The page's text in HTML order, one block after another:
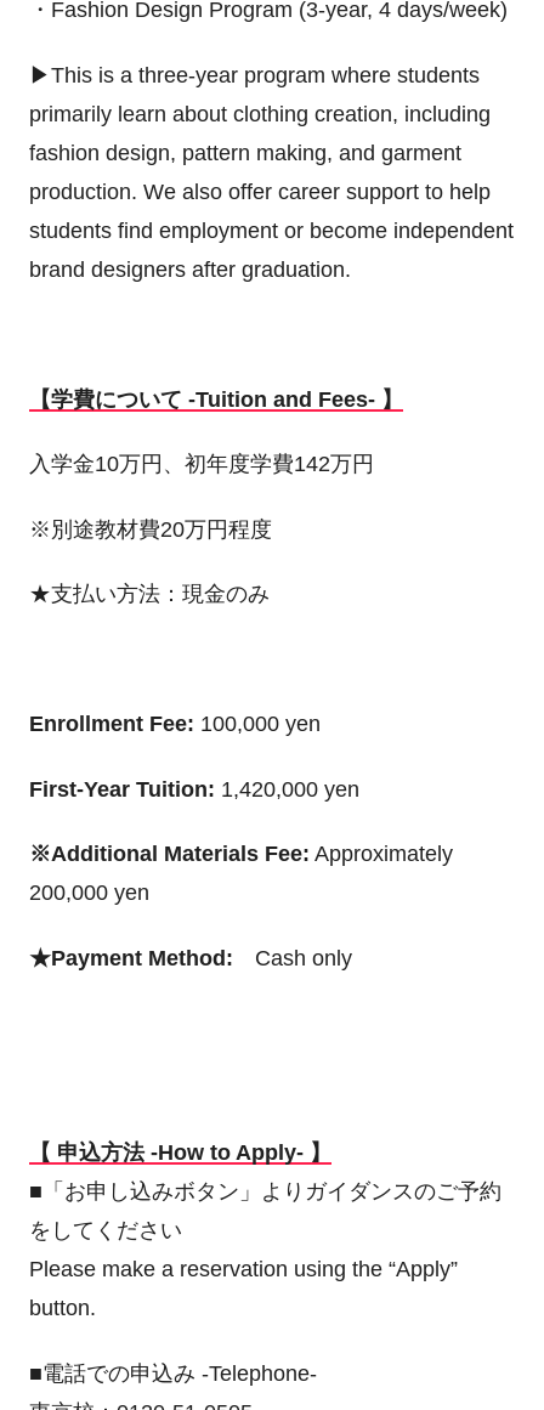
・Fashion Design Program (3-year, 4 days/week)
▶This is a three-year program where students
primarily learn about clothing creation, including
fashion design, pattern making, and garment
production. We also offer career support to help
students find employment or become independent
brand designers after graduation.
【学費について -Tuition and Fees- 】
入学金10万円、初年度学費142万円
※別途教材費20万円程度
★支払い方法：現金のみ
Enrollment Fee: 100,000 yen
First-Year Tuition: 1,420,000 yen
※Additional Materials Fee: Approximately
200,000 yen
★Payment Method: Cash only
【 申込方法 -How to Apply- 】
■「お申し込みボタン」よりガイダンスのご予約
をしてください
Please make a reservation using the “Apply”
button.
■電話での申込み -Telephone-